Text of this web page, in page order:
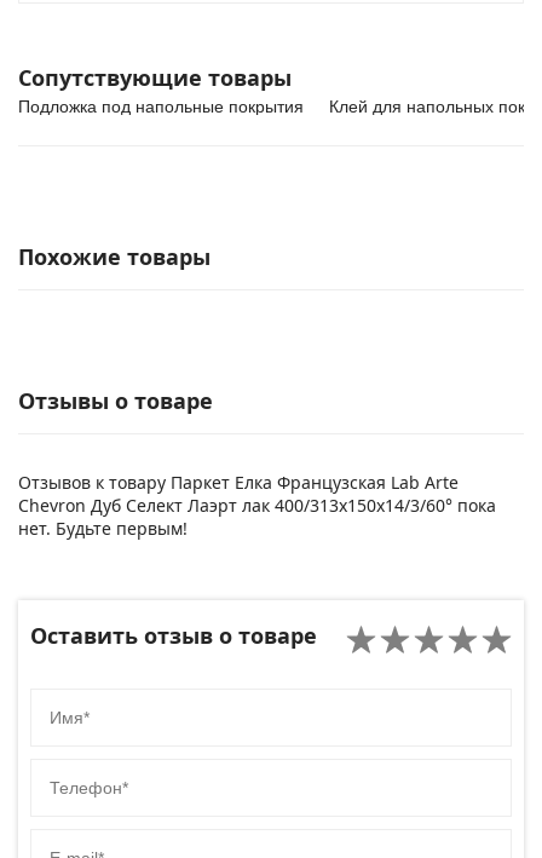
Сопутствующие товары
Подложка под напольные покрытия Клей для напольных
Похожие товары
Отзывы о товаре
Отзывов к товару Паркет Елка Французская Lab Arte
Chevron Дуб Селект Лаэрт лак 400/313х150х14/3/60° пока
нет. Будьте первым!
Оставить отзыв о товаре